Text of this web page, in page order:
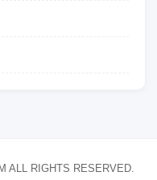
ALL RIGHTS RESERVED.